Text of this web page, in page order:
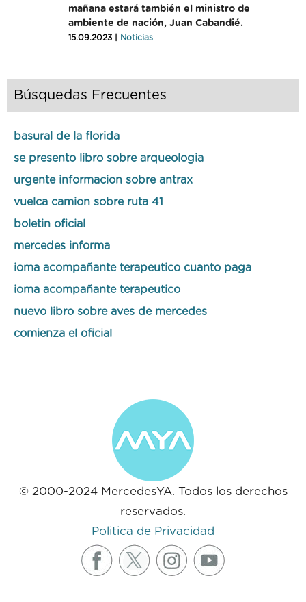
mañana estará también el ministro de
ambiente de nación, Juan Cabandié.
15.09.2023 | Noticias
Búsquedas Frecuentes
basural de la florida
se presento libro sobre arqueologia
urgente informacion sobre antrax
vuelca camion sobre ruta 41
boletin oficial
mercedes informa
ioma acompañante terapeutico cuanto paga
ioma acompañante terapeutico
nuevo libro sobre aves de mercedes
comienza el oficial
© 2000-2024 MercedesYA. Todos los derechos
reservados.
Politica de Privacidad